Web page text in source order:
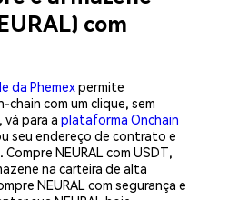
com
da Phemexpermite
com um clique, sem
vá para a plataforma Onchain
seu endereço de contrato e
NEURAL com USDT,
na carteira de alta
NEURAL com segurança e